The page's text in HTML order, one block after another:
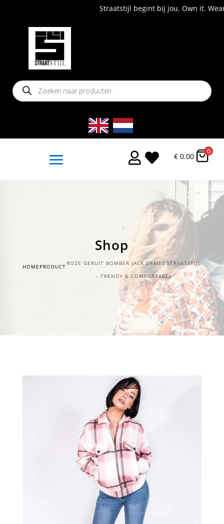
Straatstijl begint bij jou. Own it. Wear it. Shop now!
Producten
zoeken
  € 0.00
0
Shop
HOME PRODUCT ROZE GERUIT BOMBER JACK DAMES STRAATSTIJL
– TRENDY & COMFORTABEL